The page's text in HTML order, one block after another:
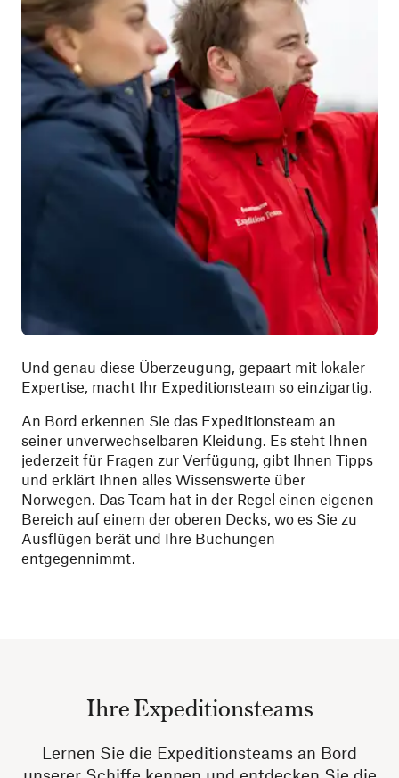
Und genau diese Überzeugung, gepaart mit lokaler
Expertise, macht Ihr Expeditionsteam so einzigartig.
An Bord erkennen Sie das Expeditionsteam an
seiner unverwechselbaren Kleidung. Es steht Ihnen
jederzeit für Fragen zur Verfügung, gibt Ihnen Tipps
und erklärt Ihnen alles Wissenswerte über
Norwegen. Das Team hat in der Regel einen eigenen
Bereich auf einem der oberen Decks, wo es Sie zu
Ausflügen berät und Ihre Buchungen
entgegennimmt.
Ihre Expeditionsteams
Lernen Sie die Expeditionsteams an Bord